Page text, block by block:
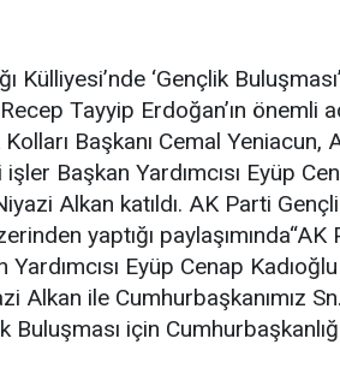
Külliyesi’nde ‘Gençlik
Tayyip Erdoğan’ın
Başkanı Cemal
Başkan Yardımcısı Eyüp
Alkan katıldı. AK Parti
yaptığı
Eyüp Cenap
Alkan ile Cumhurbaşkanımız
Buluşması için